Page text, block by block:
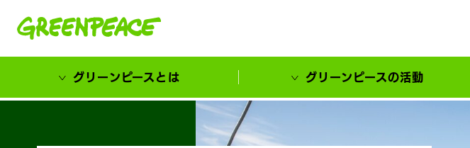
グリーンピースとは グリーンピースの活動